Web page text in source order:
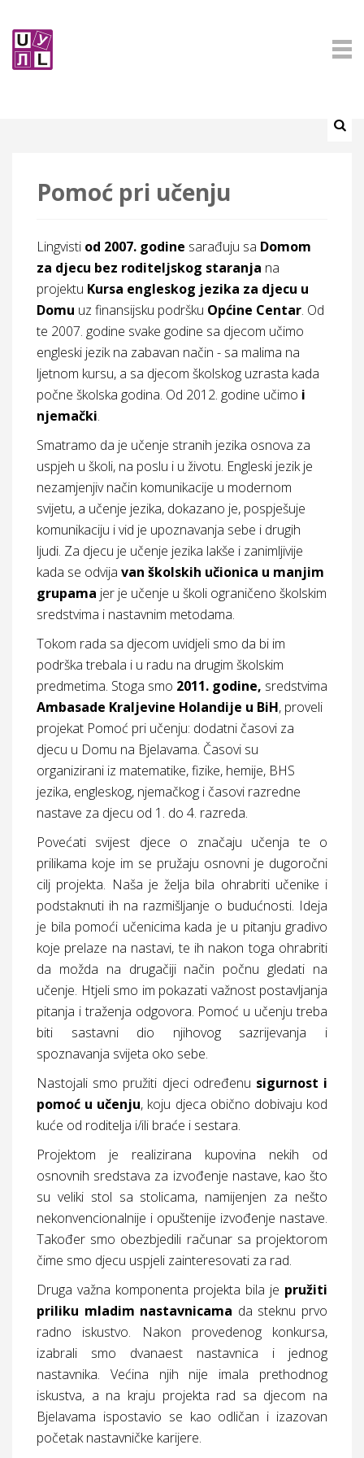
Pomoć pri učenju
Lingvisti od 2007. godine sarađuju sa Domom
za djecu bez roditeljskog staranja na
projektu Kursa engleskog jezika za djecu u
Domu uz finansijsku podršku Općine Centar. Od
te 2007. godine svake godine sa djecom učimo
engleski jezik na zabavan način - sa malima na
ljetnom kursu, a sa djecom školskog uzrasta kada
počne školska godina. Od 2012. godine učimo i
njemački.
Smatramo da je učenje stranih jezika osnova za
uspjeh u školi, na poslu i u životu. Engleski jezik je
nezamjenjiv način komunikacije u modernom
svijetu, a učenje jezika, dokazano je, pospješuje
komunikaciju i vid je upoznavanja sebe i drugih
ljudi. Za djecu je učenje jezika lakše i zanimljivije
kada se odvija van školskih učionica u manjim
grupama jer je učenje u školi ograničeno školskim
sredstvima i nastavnim metodama.
Tokom rada sa djecom uvidjeli smo da bi im
podrška trebala i u radu na drugim školskim
predmetima. Stoga smo 2011. godine, sredstvima
Ambasade Kraljevine Holandije u BiH, proveli
projekat Pomoć pri učenju: dodatni časovi za
djecu u Domu na Bjelavama. Časovi su
organizirani iz matematike, fizike, hemije, BHS
jezika, engleskog, njemačkog i časovi razredne
nastave za djecu od 1. do 4. razreda.
Povećati svijest djece o značaju učenja te o
prilikama koje im se pružaju osnovni je dugoročni
cilj projekta. Naša je želja bila ohrabriti učenike i
podstaknuti ih na razmišljanje o budućnosti. Ideja
je bila pomoći učenicima kada je u pitanju gradivo
koje prelaze na nastavi, te ih nakon toga ohrabriti
da možda na drugačiji način počnu gledati na
učenje. Htjeli smo im pokazati važnost postavljanja
pitanja i traženja odgovora. Pomoć u učenju treba
biti sastavni dio njihovog sazrijevanja i
spoznavanja svijeta oko sebe.
Nastojali smo pružiti djeci određenu sigurnost i
pomoć u učenju, koju djeca obično dobivaju kod
kuće od roditelja i/ili braće i sestara.
Projektom je realizirana kupovina nekih od
osnovnih sredstava za izvođenje nastave, kao što
su veliki stol sa stolicama, namijenjen za nešto
nekonvencionalnije i opuštenije izvođenje nastave.
Također smo obezbjedili računar sa projektorom
čime smo djecu uspjeli zainteresovati za rad.
Druga važna komponenta projekta bila je pružiti
priliku mladim nastavnicama da steknu prvo
radno iskustvo. Nakon provedenog konkursa,
izabrali smo dvanaest nastavnica i jednog
nastavnika. Većina njih nije imala prethodnog
iskustva, a na kraju projekta rad sa djecom na
Bjelavama ispostavio se kao odličan i izazovan
početak nastavničke karijere.